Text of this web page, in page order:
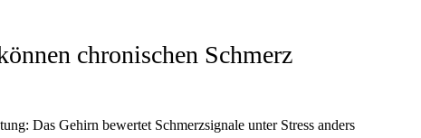
chronischen Schmerz
Das Gehirn bewertet Schmerzsignale unter Stress anders